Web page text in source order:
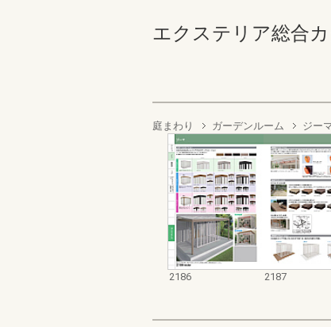
エクステリア総合
庭まわり ガーデンルーム ジー
2186 2187